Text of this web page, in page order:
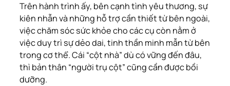
Trên hành trình ấy, bên cạnh tình yêu thương, sự
kiên nhẫn và những hỗ trợ cần thiết từ bên ngoài,
việc chăm sóc sức khỏe cho các cụ còn nằm ở
việc duy trì sự dẻo dai, tinh thần minh mẫn từ bên
trong cơ thể. Cái “cột nhà” dù có vững đến đâu,
thì bản thân “người trụ cột” cũng cần được bồi
dưỡng.